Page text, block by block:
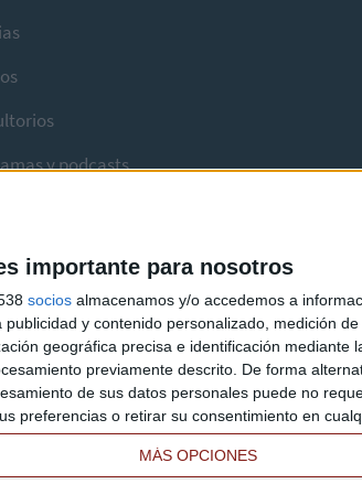
importante para nosotros
socios almacenamos y/o accedemos a
y contenido personalizado, medición
geográfica precisa e identificación
previamente descrito. De forma
de sus datos personales puede no
preferencias o retirar su consentimiento en
MÁS OPCIONES
y podcasts